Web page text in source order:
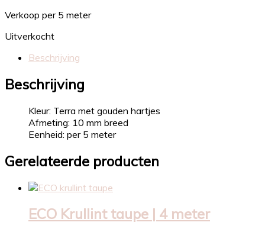
Verkoop per 5 meter
Uitverkocht
Beschrijving
Beschrijving
Kleur: Terra met gouden hartjes
Afmeting: 10 mm breed
Eenheid: per 5 meter
Gerelateerde producten
ECO Krullint taupe | 4 meter